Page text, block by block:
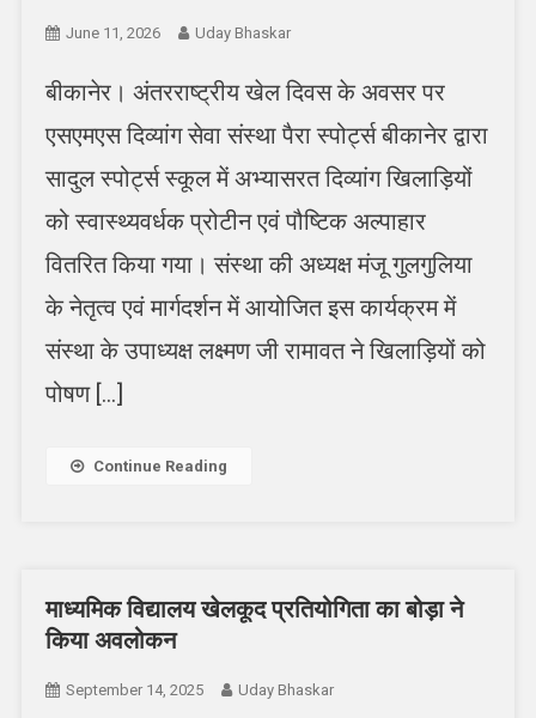
June 11, 2026 Uday Bhaskar
बीकानेर। अंतरराष्ट्रीय खेल दिवस के अवसर पर
एसएमएस दिव्यांग सेवा संस्था पैरा स्पोर्ट्स बीकानेर द्वारा
सादुल स्पोर्ट्स स्कूल में अभ्यासरत दिव्यांग खिलाड़ियों
को स्वास्थ्यवर्धक प्रोटीन एवं पौष्टिक अल्पाहार
वितरित किया गया। संस्था की अध्यक्ष मंजू गुलगुलिया
के नेतृत्व एवं मार्गदर्शन में आयोजित इस कार्यक्रम में
संस्था के उपाध्यक्ष लक्ष्मण जी रामावत ने खिलाड़ियों को
पोषण […]
Continue Reading
माध्यमिक विद्यालय खेलकूद प्रतियोगिता का बोड़ा ने
किया अवलोकन
September 14, 2025 Uday Bhaskar